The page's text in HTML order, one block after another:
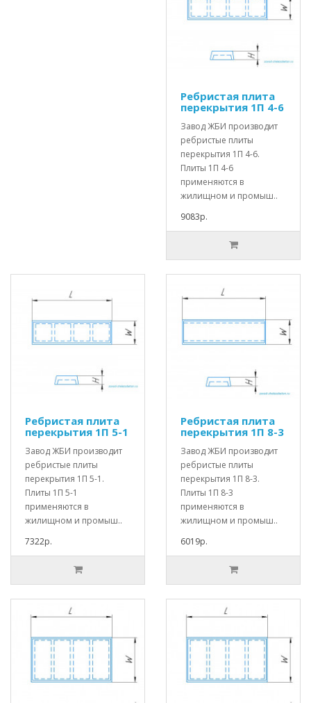
Ребристая плита
перекрытия 1П 4-6
Завод ЖБИ производит
ребристые плиты
перекрытия 1П 4-6.
Плиты 1П 4-6
применяются в
жилищном и промыш..
9083р.
Ребристая плита
перекрытия 1П 5-1
Завод ЖБИ производит
ребристые плиты
перекрытия 1П 5-1.
Плиты 1П 5-1
применяются в
жилищном и промыш..
7322р.
Ребристая плита
перекрытия 1П 8-3
Завод ЖБИ производит
ребристые плиты
перекрытия 1П 8-3.
Плиты 1П 8-3
применяются в
жилищном и промыш..
6019р.